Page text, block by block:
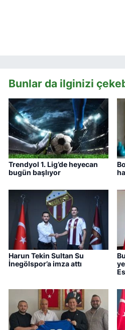
Bunlar da ilginizi
Trendyol 1. Lig’de heyecan
bugün başlıyor
Harun Tekin Sultan Su
İnegölspor’a imza attı